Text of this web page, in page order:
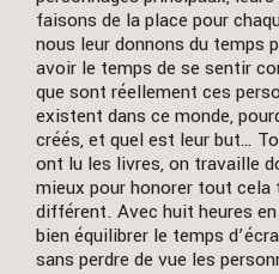
faisons de la place pour
nous leur donnons du temps
avoir le temps de se sentir
que sont réellement ces
existent dans ce monde,
créés, et quel est leur but…
ont lu les livres, on travaille
mieux pour honorer tout
différent. Avec huit heures
bien équilibrer le temps
sans perdre de vue les